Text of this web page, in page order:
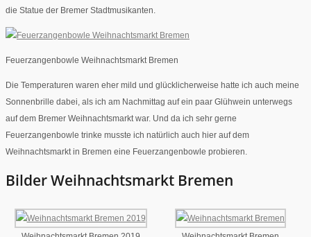
die Statue der Bremer Stadtmusikanten.
Feuerzangenbowle Weihnachtsmarkt Bremen
Die Temperaturen waren eher mild und glücklicherweise hatte ich auch meine
Sonnenbrille dabei, als ich am Nachmittag auf ein paar Glühwein unterwegs
auf dem Bremer Weihnachtsmarkt war. Und da ich sehr gerne
Feuerzangenbowle trinke musste ich natürlich auch hier auf dem
Weihnachtsmarkt in Bremen eine Feuerzangenbowle probieren.
Bilder Weihnachtsmarkt Bremen